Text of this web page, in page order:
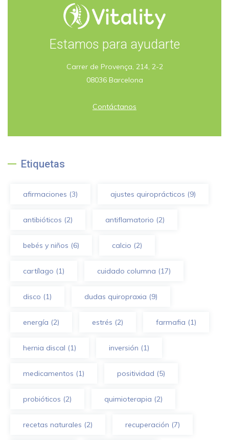
Estamos para ayudarte
Carrer de Provença, 214, 2-2
08036 Barcelona
Contáctanos
Etiquetas
afirmaciones (3) ajustes quiroprácticos (9)
antibióticos (2) antiflamatorio (2)
bebés y niños (6) calcio (2)
cartílago (1) cuidado columna (17)
disco (1) dudas quiropraxia (9)
energía (2) estrés (2) farmafia (1)
hernia discal (1) inversión (1)
medicamentos (1) positividad (5)
probióticos (2) quimioterapia (2)
recetas naturales (2) recuperación (7)